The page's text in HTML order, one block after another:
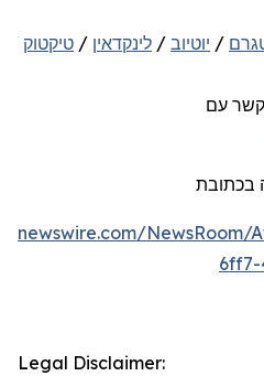
/ יוטיוב / לינקדאין / טיקטוק /
קשר עם
בכתובת
NewsRoom/
6ff7-
Legal Disclaimer: